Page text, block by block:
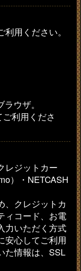
用ください。
ウザ。
利用くださ
レジットカー
）・NETCASH
、クレジットカ
ィコード、お電
力いただく方式
安心してご利用
た情報は、SSL